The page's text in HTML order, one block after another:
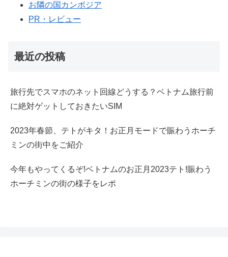
お隣の国カンボジア
PR・レビュー
最近の投稿
旅行先でスマホのネット回線どうする？ベトナム旅行前
に絶対ゲットしておきたいSIM
2023年春節、テトがキタ！お正月モードで賑わうホーチ
ミンの街中をご紹介
今年もやってくるぞ!ベトナムのお正月2023テト!賑わう
ホーチミンの街の様子をレポ